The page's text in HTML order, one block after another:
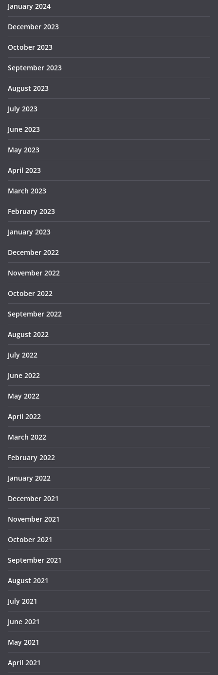
January 2024
December 2023
October 2023
September 2023
August 2023
July 2023
June 2023
May 2023
April 2023
March 2023
February 2023
January 2023
December 2022
November 2022
October 2022
September 2022
August 2022
July 2022
June 2022
May 2022
April 2022
March 2022
February 2022
January 2022
December 2021
November 2021
October 2021
September 2021
August 2021
July 2021
June 2021
May 2021
April 2021